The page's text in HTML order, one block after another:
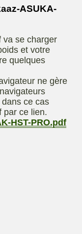
ou
de
ASUKA-
va se charger
et votre
quelques
ne gère
ce cas
par ce lien.
HST-PRO.pdf